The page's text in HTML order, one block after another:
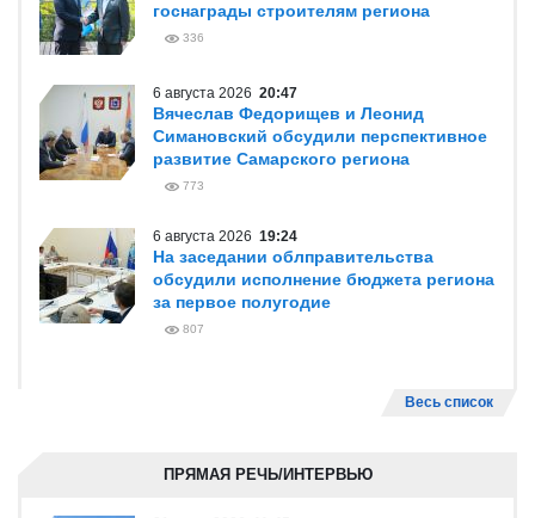
госнаграды строителям региона
336
6 августа 2026 20:47
Вячеслав Федорищев и Леонид
Симановский обсудили перспективное
развитие Самарского региона
773
6 августа 2026 19:24
На заседании облправительства
обсудили исполнение бюджета региона
за первое полугодие
807
Весь список
ПРЯМАЯ РЕЧЬ/ИНТЕРВЬЮ